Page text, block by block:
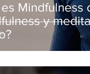
Mindfulness
y